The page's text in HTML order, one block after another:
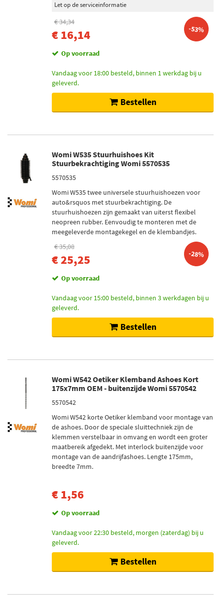
Let op de serviceinformatie
€ 34,34
€ 16,14 -53%
Op voorraad
Vandaag voor 18:00 besteld, binnen 1 werkdag bij u
geleverd.
Bestellen
Womi W535 Stuurhuishoes Kit
Stuurbekrachtiging Womi 5570535
5570535
Womi W535 twee universele stuurhuishoezen voor
auto&rsquos met stuurbekrachtiging. De
stuurhuishoezen zijn gemaakt van uiterst flexibel
neopreen rubber. Eenvoudig te monteren met de
meegeleverde montagekegel en de klembandjes.
€ 35,08
€ 25,25 -28%
Op voorraad
Vandaag voor 15:00 besteld, binnen 3 werkdagen bij u
geleverd.
Bestellen
Womi W542 Oetiker Klemband Ashoes Kort
175x7mm OEM - buitenzijde Womi 5570542
5570542
Womi W542 korte Oetiker klemband voor montage van
de ashoes. Door de speciale sluittechniek zijn de
klemmen verstelbaar in omvang en wordt een groter
maatbereik afgedekt. Met interlock buitenzijde voor
montage van de aandrijfashoes. Lengte 175mm,
breedte 7mm.
€ 1,56
Op voorraad
Vandaag voor 22:30 besteld, morgen (zaterdag) bij u
geleverd.
Bestellen